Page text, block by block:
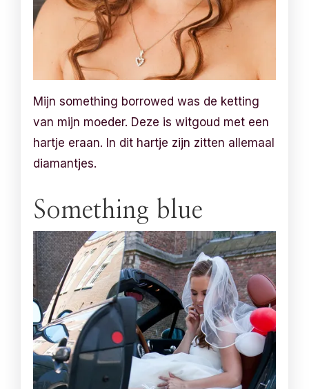
Mijn something borrowed was de ketting
van mijn moeder. Deze is witgoud met een
hartje eraan. In dit hartje zijn zitten allemaal
diamantjes.
Something blue